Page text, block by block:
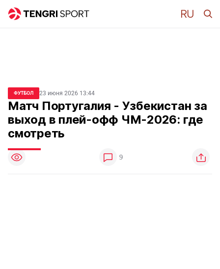
ФУТБОЛ 23 июня 2026 13:44
Матч Португалия - Узбекистан за
выход в плей-офф ЧМ-2026: где
смотреть
9